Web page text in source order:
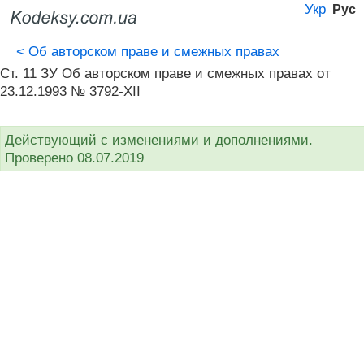
Укр Рус
< Об авторском праве и смежных правах
Ст. 11 ЗУ Об авторском праве и смежных правах от
23.12.1993 № 3792-XII
Действующий с изменениями и дополнениями.
Проверено 08.07.2019